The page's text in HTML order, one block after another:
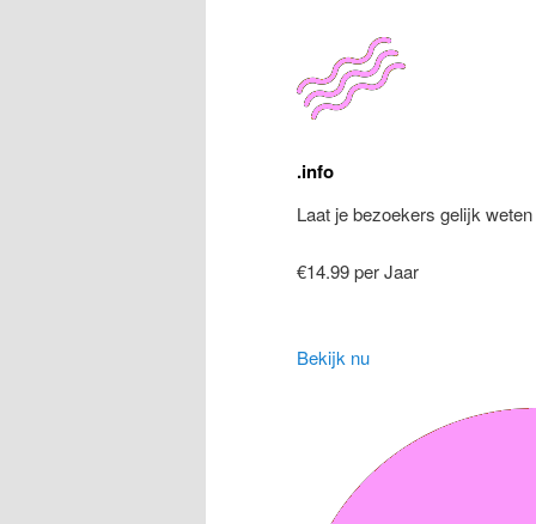
.info
Laat je bezoekers gelijk
€14.99 per Jaar
Bekijk nu